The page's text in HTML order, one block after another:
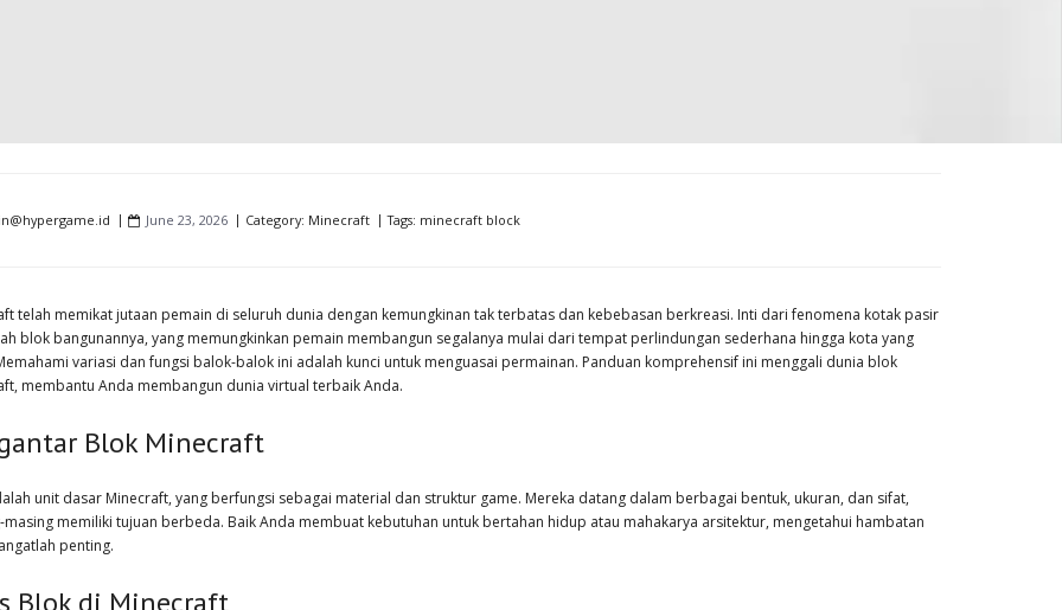
June 23, 2026 Category: Minecraft Tags: minecraft block
telah memikat jutaan pemain di seluruh dunia dengan kemungkinan tak terbatas dan kebebasan berkreasi. Inti dari fenomena kotak pasir
blok bangunannya, yang memungkinkan pemain membangun segalanya mulai dari tempat perlindungan sederhana hingga kota yang
variasi dan fungsi balok-balok ini adalah kunci untuk menguasai permainan. Panduan komprehensif ini menggali dunia blok
membantu Anda membangun dunia virtual terbaik Anda.
Blok Minecraft
unit dasar Minecraft, yang berfungsi sebagai material dan struktur game. Mereka datang dalam berbagai bentuk, ukuran, dan sifat,
masing memiliki tujuan berbeda. Baik Anda membuat kebutuhan untuk bertahan hidup atau mahakarya arsitektur, mengetahui hambatan
penting.
Blok di Minecraft